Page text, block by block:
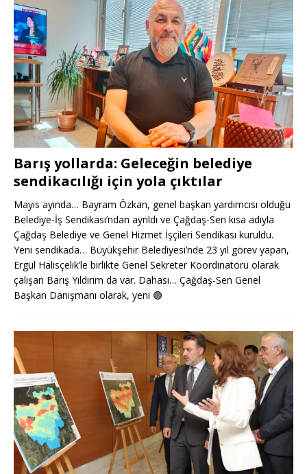
Barış yollarda: Geleceğin belediye
sendikacılığı için yola çıktılar
Mayıs ayında… Bayram Özkan, genel başkan yardımcısı olduğu
Belediye-İş Sendikası’ndan ayrıldı ve Çağdaş-Sen kısa adıyla
Çağdaş Belediye ve Genel Hizmet İşçileri Sendikası kuruldu.
Yeni sendikada… Büyükşehir Belediyesi’nde 23 yıl görev yapan,
Ergül Halisçelik’le birlikte Genel Sekreter Koordinatörü olarak
çalışan Barış Yıldırım da var. Dahası… Çağdaş-Sen Genel
Başkan Danışmanı olarak, yeni 🟢